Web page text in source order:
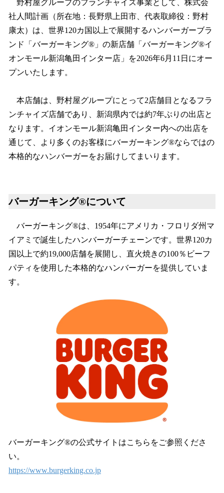
野村屋グループのフランチャイズ事業として、株式会
社人間計画（所在地：長野県上田市、代表取締役：野村
康太）は、世界120カ国以上で展開するハンバーガーブラ
ンド「バーガーキング®」の新店舗「バーガーキング®イ
オンモール新潟亀田インター店」を2026年6月11日にオー
プンいたします。
本店舗は、野村屋グループにとって2店舗目となるフラ
ンチャイズ店舗であり、新潟県内では約7年ぶりの出店と
なります。イオンモール新潟亀田インター内への出店を
通じて、より多くのお客様にバーガーキング®ならではの
本格的なハンバーガーをお届けしてまいります。
バーガーキング®について
バーガーキング®は、1954年にアメリカ・フロリダ州マ
イアミで誕生したハンバーガーチェーンです。世界120カ
国以上で約19,000店舗を展開し、直火焼きの100％ビーフ
パティを使用した本格的なハンバーガーを提供していま
す。
バーガーキング®の公式サイトはこちらをご参照くださ
い。
https://www.burgerking.co.jp